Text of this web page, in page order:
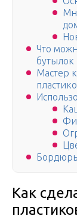
Что
бутылок
Мастер
Как